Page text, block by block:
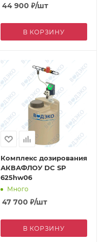
44 900 ₽/шт
В КОРЗИНУ
Комплекс дозирования
АКВАФЛОУ DC SP
625hw06
Много
47 700 ₽/шт
В КОРЗИНУ